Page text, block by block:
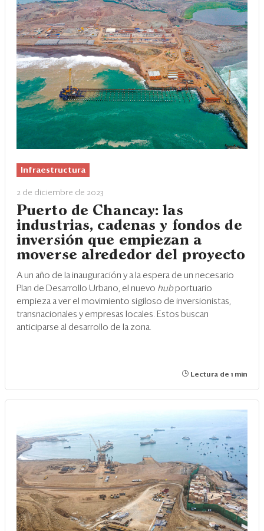
Infraestructura
2 de diciembre de 2023
Puerto de Chancay: las
industrias, cadenas y fondos de
inversión que empiezan a
moverse alrededor del proyecto
A un año de la inauguración y a la espera de un necesario
Plan de Desarrollo Urbano, el nuevo hub portuario
empieza a ver el movimiento sigiloso de inversionistas,
transnacionales y empresas locales. Estos buscan
anticiparse al desarrollo de la zona.
Lectura de 1 min